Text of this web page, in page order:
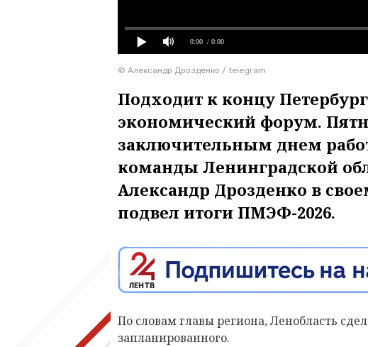
0:00 / 0:00
© Александр Дрозденко / telegram
Подходит к концу
экономический форум.
заключительным днем
команды Ленинградской
Александр Дрозденко в
подвел итоги ПМЭФ-2026.
По словам главы региона, Ленобласть
запланированного.